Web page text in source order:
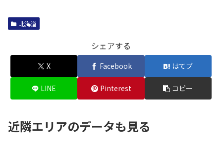
北海道
シェアする
X Facebook はてブ
LINE Pinterest コピー
近隣エリアのデータも見る